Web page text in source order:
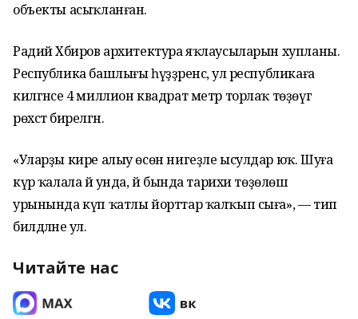
объекты асыҡланған.
Радий Хәбиров архитектура яҡлаусыларын хупланы.
Республика башлығы һүҙҙәренсә, ул республикаға
килгәнсе 4 миллион квадрат метр торлаҡ төҙөүгә
рөхсәт бирелгән.
«Уларҙы кире алыу өсөн нигеҙле ысулдар юҡ. Шуға
күрә ҡалала йә унда, йә бында тарихи төҙөлөш
урынында күп ҡатлы йорттар ҡалҡып сыға», — тип
билдәләне ул.
Читайте нас